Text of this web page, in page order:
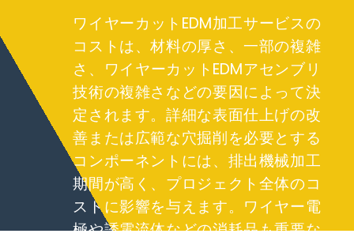
ワイヤーカットEDM加工サービスの
コストは、材料の厚さ、一部の複雑
さ、ワイヤーカットEDMアセンブリ
技術の複雑さなどの要因によって決
定されます。詳細な表面仕上げの改
善または広範な穴掘削を必要とする
コンポーネントには、排出機械加工
期間が高く、プロジェクト全体のコ
ストに影響を与えます。ワイヤー電
極や誘電流体などの消耗品も重要な